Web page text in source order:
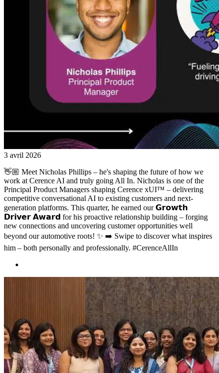
3 avril 2026
👋🏼 Meet Nicholas Phillips – he's shaping the future of how we
work at Cerence AI and truly going All In. Nicholas is one of the
Principal Product Managers shaping Cerence xUI™ – delivering
competitive conversational AI to existing customers and next-
generation platforms. This quarter, he earned our 𝗚𝗿𝗼𝘄𝘁𝗵
𝗗𝗿𝗶𝘃𝗲𝗿 𝗔𝘄𝗮𝗿𝗱 for his proactive relationship building – forging
new connections and uncovering customer opportunities well
beyond our automotive roots! ✨ ➡️ Swipe to discover what inspires
him – both personally and professionally. #CerenceAllIn